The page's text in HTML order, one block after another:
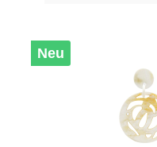
Neu